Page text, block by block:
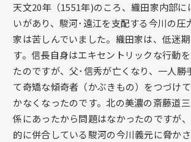
天文20年（1551年)のころ、織田家内部に
いがあり、駿河･遠江を支配する今川の圧
家は苦しんでいました。織田家は、低迷
す。信長自身はエキセントリックな行動
たのですが、父･信秀が亡くなり、一人勝
て奇矯な傾奇者（かぶきもの）をつづけ
かなくなったのです。北の美濃の斎藤道
係にあったから問題はなかったのですが
的に併合している駿河の今川義元に脅か